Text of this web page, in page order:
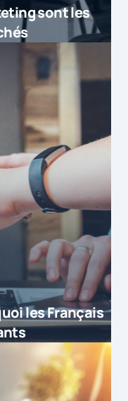
sur le
Europe, si
rapport à
à
marché
plus
de
sont les
les Français